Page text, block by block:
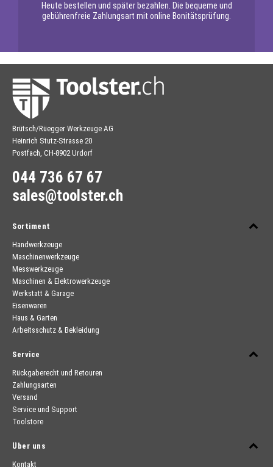
Heute bestellen und später bezahlen. Die bequeme und
gebührenfreie Zahlungsart mit online Bonitätsprüfung.
Brütsch/Rüegger Werkzeuge AG
Heinrich Stutz-Strasse 20
Postfach, CH-8902 Urdorf
044 736 67 67
sales@toolster.ch
Sortiment
Handwerkzeuge
Maschinenwerkzeuge
Messwerkzeuge
Maschinen & Elektrowerkzeuge
Werkstatt & Garage
Eisenwaren
Haus & Garten
Arbeitsschutz & Bekleidung
Service
Rückgaberecht und Retouren
Zahlungsarten
Versand
Service und Support
Toolstore
Über uns
Kontakt